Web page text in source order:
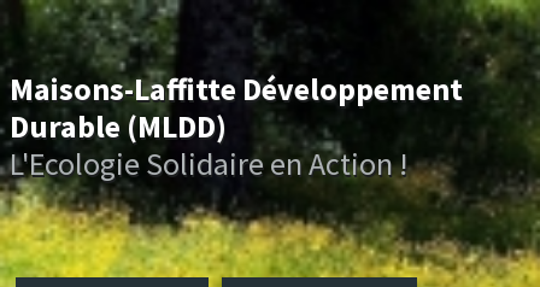
Maisons-Laffitte Développement
Durable (MLDD)
L'Ecologie Solidaire en Action !